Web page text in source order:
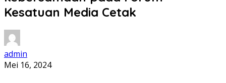
Kesatuan Media Cetak
admin
Mei 16, 2024